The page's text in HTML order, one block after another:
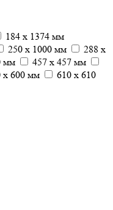
184 x 1374 мм
250 x 1000 мм
288 x
мм
457 x 457 мм
x 600 мм
610 x 610